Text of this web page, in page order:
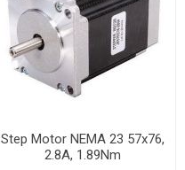
Step Motor NEMA 23 57x76,
2.8A, 1.89Nm